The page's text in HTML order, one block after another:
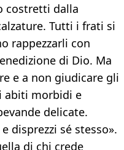
costretti dalla
Tutti i frati si
rappezzarli con
di Dio. Ma
e a non giudicare gli
abiti morbidi e
delicate.
disprezzi sé stesso».
di chi crede